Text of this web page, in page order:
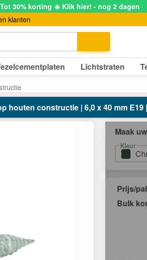
30% korting ☀️ Klik hier! - nog 2 dagen
klanten
Lichtstraten
houten constructie | 6,0 x 40 mm
Maak
Kleur
Prijs/
Bulk